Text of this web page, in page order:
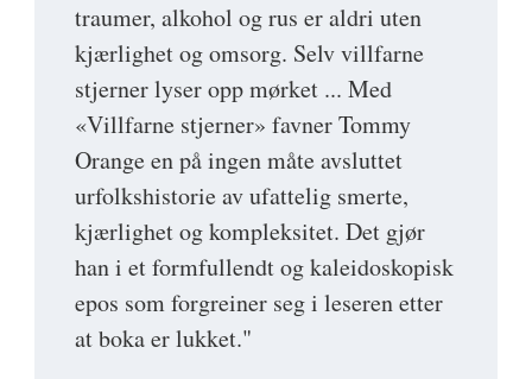
traumer, alkohol og rus er aldri uten
kjærlighet og omsorg. Selv villfarne
stjerner lyser opp mørket ... Med
«Villfarne stjerner» favner Tommy
Orange en på ingen måte avsluttet
urfolkshistorie av ufattelig smerte,
kjærlighet og kompleksitet. Det gjør
han i et formfullendt og kaleidoskopisk
epos som forgreiner seg i leseren etter
at boka er lukket."